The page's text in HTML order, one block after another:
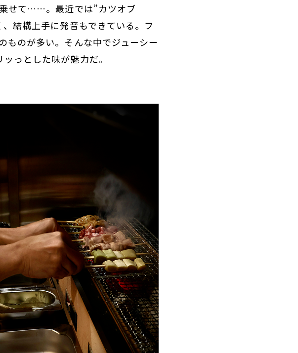
せて……。最近では”カツオブ
結構上手に発音もできている。フ
ものが多い。そんな中でジューシー
っとした味が魅力だ。